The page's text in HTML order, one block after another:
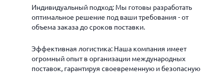
Индивидуальный подход: Мы готовы разработать
оптимальное решение под ваши требования - от
объема заказа до сроков поставки.
Эффективная логистика: Наша компания имеет
огромный опыт в организации международных
поставок, гарантируя своевременную и безопасную